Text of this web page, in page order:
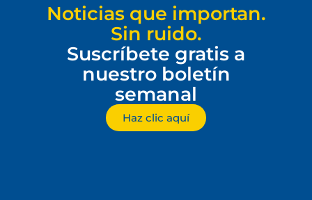
Noticias que importan.
Sin ruido.
Suscríbete gratis a
nuestro boletín
semanal
Haz clic aquí